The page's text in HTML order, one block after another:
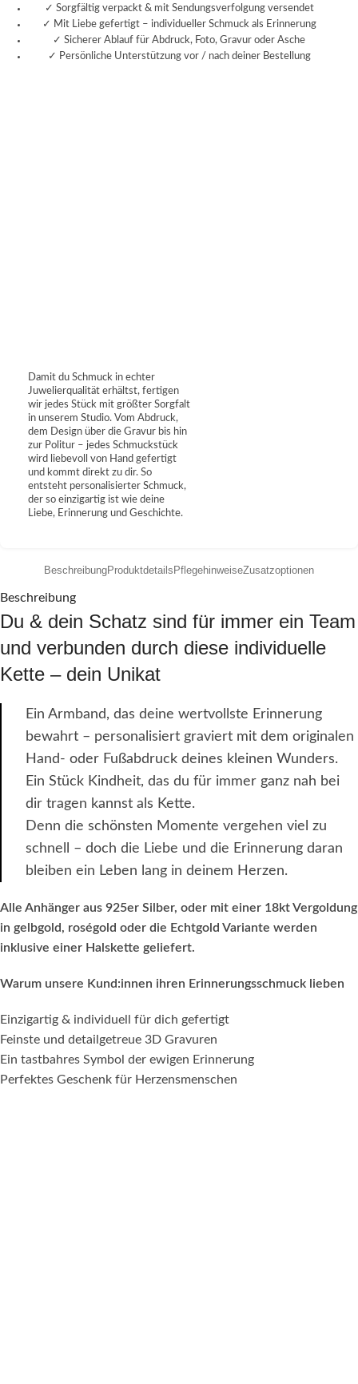
✓ Sorgfältig verpackt & mit Sendungsverfolgung versendet
✓ Mit Liebe gefertigt – individueller Schmuck als Erinnerung
✓ Sicherer Ablauf für Abdruck, Foto, Gravur oder Asche
✓ Persönliche Unterstützung vor / nach deiner Bestellung
Damit du Schmuck in echter
Juwelierqualität erhältst, fertigen
wir jedes Stück mit größter Sorgfalt
in unserem Studio. Vom Abdruck,
dem Design über die Gravur bis hin
zur Politur – jedes Schmuckstück
wird liebevoll von Hand gefertigt
und kommt direkt zu dir. So
entsteht personalisierter Schmuck,
der so einzigartig ist wie deine
Liebe, Erinnerung und Geschichte.
BeschreibungProduktdetails PflegehinweiseZusatzoptionen
Beschreibung
Du & dein Schatz sind für immer ein Team
und verbunden durch diese individuelle
Kette – dein Unikat
Ein Armband, das deine wertvollste Erinnerung
bewahrt – personalisiert graviert mit dem originalen
Hand- oder Fußabdruck deines kleinen Wunders.
Ein Stück Kindheit, das du für immer ganz nah bei
dir tragen kannst als Kette.
Denn die schönsten Momente vergehen viel zu
schnell – doch die Liebe und die Erinnerung daran
bleiben ein Leben lang in deinem Herzen.
Alle Anhänger aus 925er Silber, oder mit einer 18kt Vergoldung
in gelbgold, roségold oder die Echtgold Variante werden
inklusive einer Halskette geliefert.
Warum unsere Kund:innen ihren Erinnerungsschmuck lieben
Einzigartig & individuell für dich gefertigt
Feinste und detailgetreue 3D Gravuren
Ein tastbahres Symbol der ewigen Erinnerung
Perfektes Geschenk für Herzensmenschen